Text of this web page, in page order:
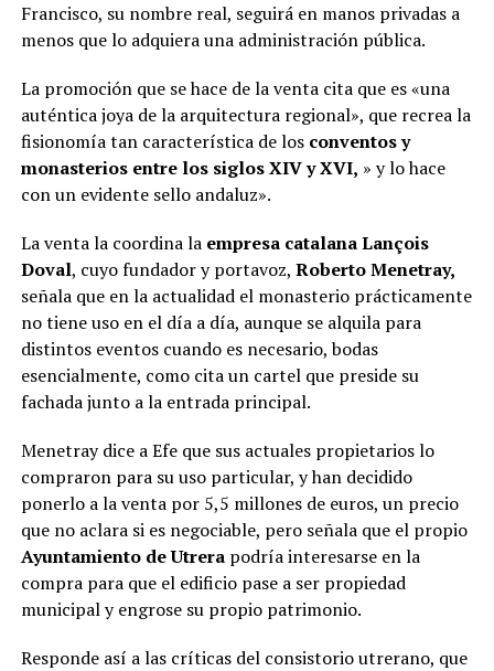
Francisco, su nombre real, seguirá en manos privadas a
menos que lo adquiera una administración pública.
La promoción que se hace de la venta cita que es «una
auténtica joya de la arquitectura regional», que recrea la
fisionomía tan característica de los conventos y
monasterios entre los siglos XIV y XVI, » y lo hace
con un evidente sello andaluz».
La venta la coordina laempresa catalanaLançois
Doval, cuyo fundador y portavoz, Roberto Menetray,
señala que en la actualidad el monasterio prácticamente
no tiene uso en el día a día, aunque se alquila para
distintos eventos cuando es necesario, bodas
esencialmente, como cita un cartel que preside su
fachada junto a la entrada principal.
Menetray dice a Efe que sus actuales propietarios lo
compraron para su uso particular, y han decidido
ponerlo a la venta por 5,5 millones de euros, un precio
que no aclara si es negociable, pero señala que el propio
Ayuntamiento de Utrerapodría interesarse en la
compra para que el edificio pase a ser propiedad
municipal y engrose su propio patrimonio.
Responde así a las críticas del consistorio utrerano, que